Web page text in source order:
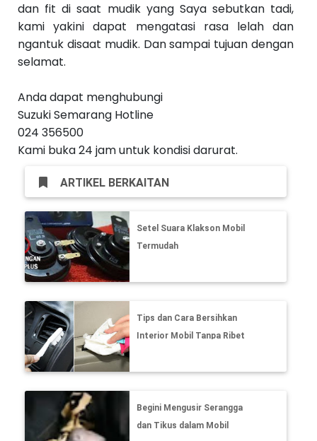
dan fit di saat mudik yang Saya sebutkan tadi,
kami yakini dapat mengatasi rasa lelah dan
ngantuk disaat mudik. Dan sampai tujuan dengan
selamat.
Anda dapat menghubungi
Suzuki Semarang Hotline
024 356500
Kami buka 24 jam untuk kondisi darurat.
ARTIKEL BERKAITAN
Setel Suara Klakson Mobil
Termudah
Tips dan Cara Bersihkan
Interior Mobil Tanpa Ribet
Begini Mengusir Serangga
dan Tikus dalam Mobil